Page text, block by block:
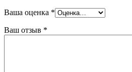
Ваша оценка *
Ваш отзыв *